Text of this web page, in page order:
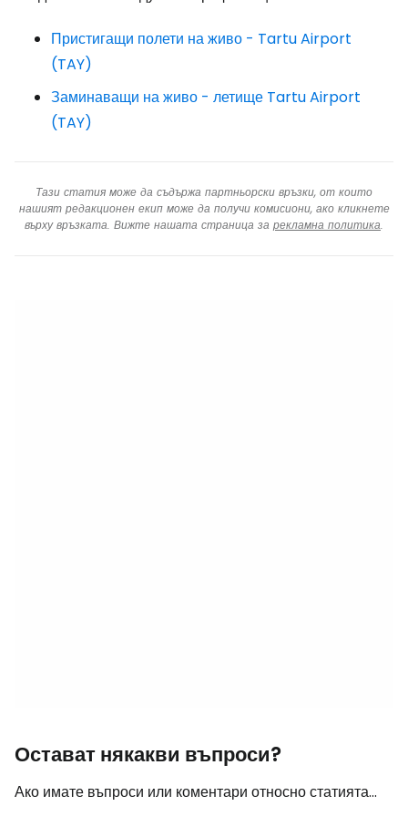
Пристигащи полети на живо - Tartu Airport
(TAY)
Заминаващи на живо - летище Tartu Airport
(TAY)
Тази статия може да съдържа партньорски връзки, от които
нашият редакционен екип може да получи комисиони, ако кликнете
върху връзката. Вижте нашата страница за рекламна политика.
Остават някакви въпроси?
Ако имате въпроси или коментари относно статията...